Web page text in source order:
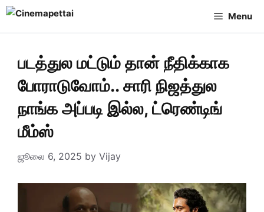
Skip
Menu
படத்துல மட்டும் தான் நீதிக்காக
போராடுவோம்.. சாரி நிஜத்துல
நாங்க அப்படி இல்ல, ட்ரெண்டிங்
மீம்ஸ்
ஜூலை 6, 2025 by Vijay